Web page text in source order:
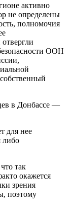
активно
не определены
полномочия
ООН
в Донбассе —
для нее
либо
так
окажется
зрения
поэтому